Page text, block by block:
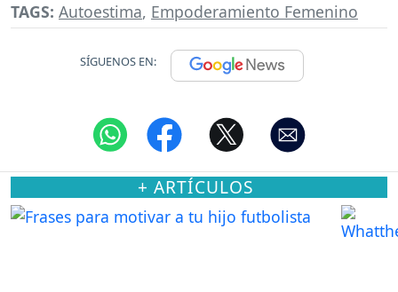
TAGS: Autoestima, Empoderamiento Femenino
SÍGUENOS EN:
+ ARTÍCULOS